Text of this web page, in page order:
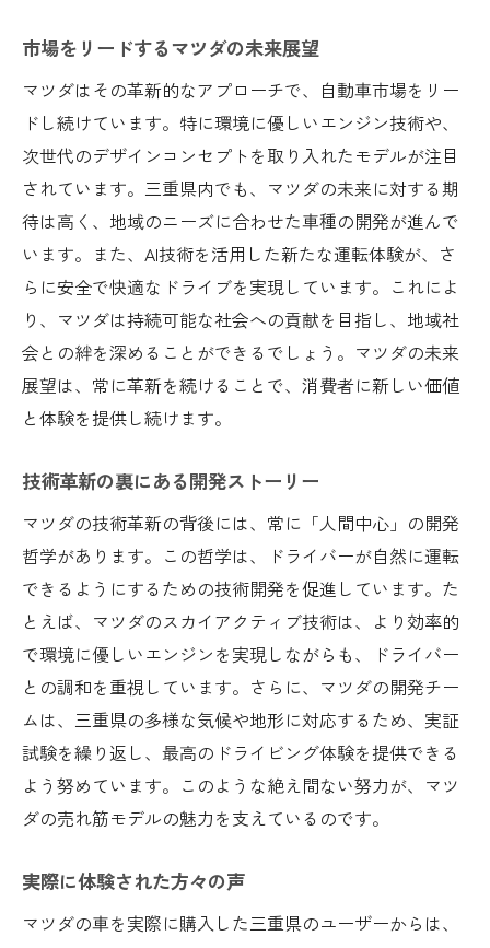
市場をリードするマツダの未来展望
マツダはその革新的なアプローチで、自動車市場をリー
ドし続けています。特に環境に優しいエンジン技術や、
次世代のデザインコンセプトを取り入れたモデルが注目
されています。三重県内でも、マツダの未来に対する期
待は高く、地域のニーズに合わせた車種の開発が進んで
います。また、AI技術を活用した新たな運転体験が、さ
らに安全で快適なドライブを実現しています。これによ
り、マツダは持続可能な社会への貢献を目指し、地域社
会との絆を深めることができるでしょう。マツダの未来
展望は、常に革新を続けることで、消費者に新しい価値
と体験を提供し続けます。
技術革新の裏にある開発ストーリー
マツダの技術革新の背後には、常に「人間中心」の開発
哲学があります。この哲学は、ドライバーが自然に運転
できるようにするための技術開発を促進しています。た
とえば、マツダのスカイアクティブ技術は、より効率的
で環境に優しいエンジンを実現しながらも、ドライバー
との調和を重視しています。さらに、マツダの開発チー
ムは、三重県の多様な気候や地形に対応するため、実証
試験を繰り返し、最高のドライビング体験を提供できる
よう努めています。このような絶え間ない努力が、マツ
ダの売れ筋モデルの魅力を支えているのです。
実際に体験された方々の声
マツダの車を実際に購入した三重県のユーザーからは、